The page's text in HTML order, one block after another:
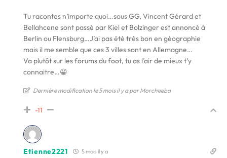
Tu racontes n’importe quoi…sous GG, Vincent Gérard et
Bellahcene sont passé par Kiel et Bolzinger est annoncé à
Berlin ou Flensburg…J’ai pas été très bon en géographie
mais il me semble que ces 3 villes sont en Allemagne…
Va plutôt sur les forums du foot, tu as l’air de mieux t’y
connaitre…😀
Dernière modification le 5 mois il y a par Morcheeba
-11
Etienne2221 5 mois il y a